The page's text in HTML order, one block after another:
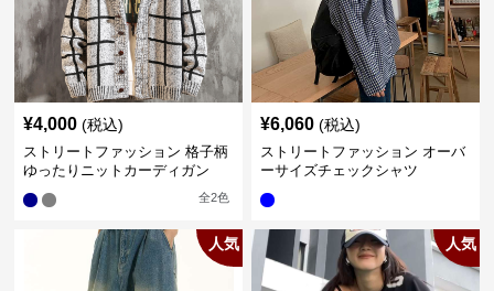
¥4,000 (税込)
ストリートファッション 格子柄
ゆったりニットカーディガン
全2色
¥6,060 (税込)
ストリートファッション オーバ
ーサイズチェックシャツ
人気 人気